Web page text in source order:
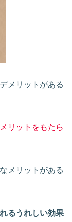
メリットがある
リットをもたら
メリットがある
るうれしい効果